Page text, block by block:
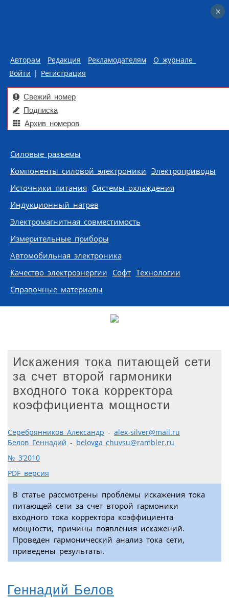
Авторам Редакция Рекламодателям
О журнале
Войти | Регистрация
Свежий номер
Подписка
Архив номеров
Skip to content
Силовые разъемы
Компоненты силовой электроники Электроприводы
Источники питания Системы охлаждения
Индукционный нагрев
Электромагнитная совместимость
Измерительные приборы
Автомобильная электроника
Качество электроэнергии Софт Технологии
Справочные материалы
Искажения тока питающей сети
за счет второй гармоники
входного тока корректора
коэффициента мощности
Серебрянников Александр - alex-silver@mail.ru
Белов Геннадий - belovga_chuvsu@rambler.ru
№ 3’2010
PDF версия
В статье рассмотрены проблемы искажения тока
питающей сети за счет второй гармоники
входного тока корректора коэффициента
мощности, причины появления искажений.
Проведен гармонический анализ тока сети,
приведены результаты.
Геннадий Белов
×
×